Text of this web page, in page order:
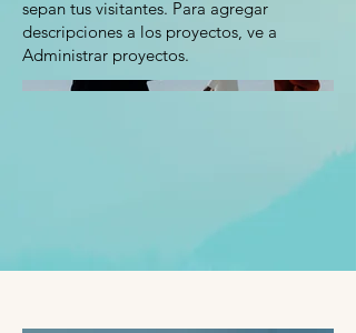
sepan tus visitantes. Para agregar
descripciones a los proyectos, ve a
Administrar proyectos.